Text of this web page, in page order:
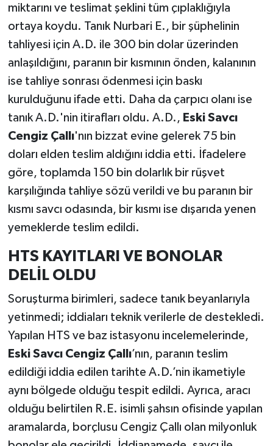
miktarını ve teslimat şeklini tüm çıplaklığıyla
ortaya koydu. Tanık Nurbari E., bir şüphelinin
tahliyesi için A.D. ile 300 bin dolar üzerinden
anlaşıldığını, paranın bir kısmının önden, kalanının
ise tahliye sonrası ödenmesi için baskı
kurulduğunu ifade etti. Daha da çarpıcı olanı ise
tanık A.D.'nin itirafları oldu. A.D., Eski Savcı
Cengiz Çallı'nın bizzat evine gelerek 75 bin
doları elden teslim aldığını iddia etti. İfadelere
göre, toplamda 150 bin dolarlık bir rüşvet
karşılığında tahliye sözü verildi ve bu paranın bir
kısmı savcı odasında, bir kısmı ise dışarıda yenen
yemeklerde teslim edildi.
HTS KAYITLARI VE BONOLAR
DELİL OLDU
Soruşturma birimleri, sadece tanık beyanlarıyla
yetinmedi; iddiaları teknik verilerle de destekledi.
Yapılan HTS ve baz istasyonu incelemelerinde,
Eski Savcı Cengiz Çallı’nın, paranın teslim
edildiği iddia edilen tarihte A.D.’nin ikametiyle
aynı bölgede olduğu tespit edildi. Ayrıca, aracı
olduğu belirtilen R.E. isimli şahsın ofisinde yapılan
aramalarda, borçlusu Cengiz Çallı olan milyonluk